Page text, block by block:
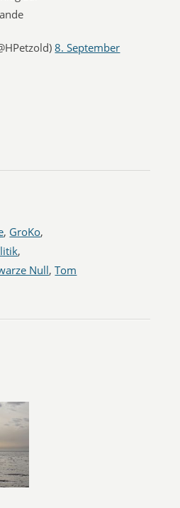
8. September
, GroKo,
,
Null,Tom